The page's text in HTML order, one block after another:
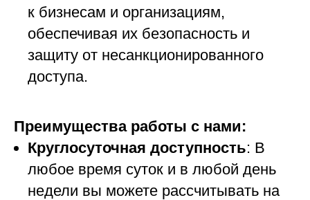
к бизнесам и организациям,
обеспечивая их безопасность и
защиту от несанкционированного
доступа.
Преимущества работы с нами:
Круглосуточная доступность: В
любое время суток и в любой день
недели вы можете рассчитывать на